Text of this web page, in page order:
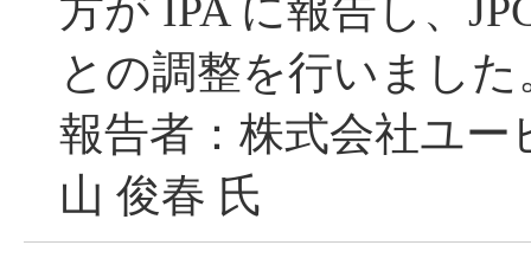
方が IPA に報告し、
との調整を行いました
報告者：株式会社ユ
山 俊春 氏